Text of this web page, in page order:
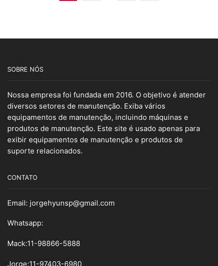
SOBRE NÓS
Nossa empresa foi fundada em 2016. O objetivo é atender
diversos setores de manutenção. Exiba vários
equipamentos de manutenção, incluindo máquinas e
produtos de manutenção. Este site é usado apenas para
exibir equipamentos de manutenção e produtos de
suporte relacionados.
CONTATO
Email: jorgehyunsp@gmail.com
Whatsapp:
Mack:11-98866-5888
Jorge:11-97403-6980